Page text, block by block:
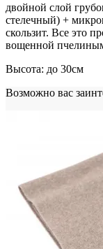
двойной слой
стелечный) +
скользит. Все это
вощенной
Высота: до 30см
Возможно вас